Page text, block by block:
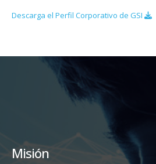
Descarga el Perfil Corporativo de GSI
Misión